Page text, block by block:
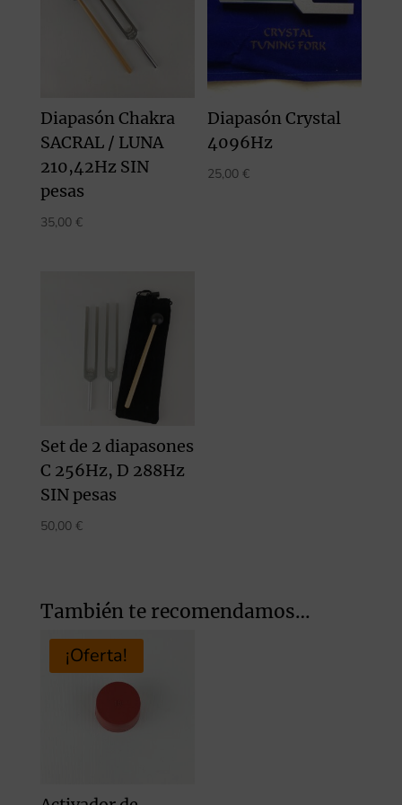
Diapasón Chakra
SACRAL / LUNA
210,42Hz SIN
pesas
35,00 €
Diapasón Crystal
4096Hz
25,00 €
Set de 2 diapasones
C 256Hz, D 288Hz
SIN pesas
50,00 €
También te recomendamos…
¡Oferta!